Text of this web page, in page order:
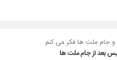
و جام ملت ها فکر می کنم
بعد از جام ملت ها